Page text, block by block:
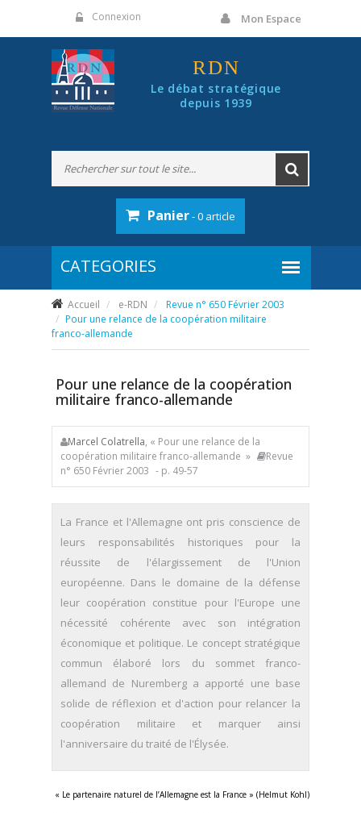
Connexion Mon Espace
RDN
Le débat stratégique
depuis 1939
Panier- 0 article
Accueil e-RDN
Revue n° 650 Février 2003
Pour une relance de la coopération militaire
franco-allemande
Pour une relance de la coopération
militaire franco-allemande
Marcel Colatrella, « Pour une relance de la
coopération militaire franco-allemande »
Revue
n° 650 Février 2003 - p. 49-57
La France et l'Allemagne ont pris conscience de
leurs responsabilités historiques pour la
réussite de l'élargissement de l'Union
européenne. Dans le domaine de la défense
leur coopération constitue pour l'Europe une
nécessité cohérente avec son intégration
économique et politique. Le concept stratégique
commun élaboré lors du sommet franco-
allemand de Nuremberg a apporté une base
solide de réflexion et d'action pour relancer la
coopération militaire et marquer ainsi
l'anniversaire du traité de l'Élysée.
« Le partenaire naturel de l’Allemagne est la France » (Helmut Kohl)